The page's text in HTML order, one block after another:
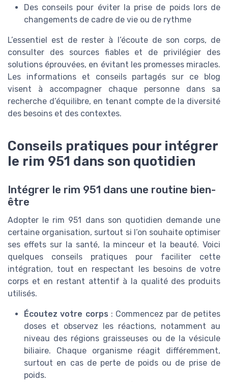
Des conseils pour éviter la prise de poids lors de
changements de cadre de vie ou de rythme
L’essentiel est de rester à l’écoute de son corps, de
consulter des sources fiables et de privilégier des
solutions éprouvées, en évitant les promesses miracles.
Les informations et conseils partagés sur ce blog
visent à accompagner chaque personne dans sa
recherche d’équilibre, en tenant compte de la diversité
des besoins et des contextes.
Conseils pratiques pour intégrer
le rim 951 dans son quotidien
Intégrer le rim 951 dans une routine bien-
être
Adopter le rim 951 dans son quotidien demande une
certaine organisation, surtout si l’on souhaite optimiser
ses effets sur la santé, la minceur et la beauté. Voici
quelques conseils pratiques pour faciliter cette
intégration, tout en respectant les besoins de votre
corps et en restant attentif à la qualité des produits
utilisés.
Écoutez votre corps : Commencez par de petites
doses et observez les réactions, notamment au
niveau des régions graisseuses ou de la vésicule
biliaire. Chaque organisme réagit différemment,
surtout en cas de perte de poids ou de prise de
poids.